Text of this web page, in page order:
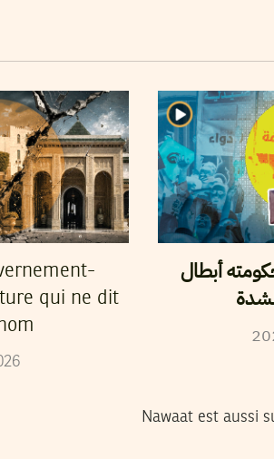
qui ne dit
أبطال
Nawaat est aussi